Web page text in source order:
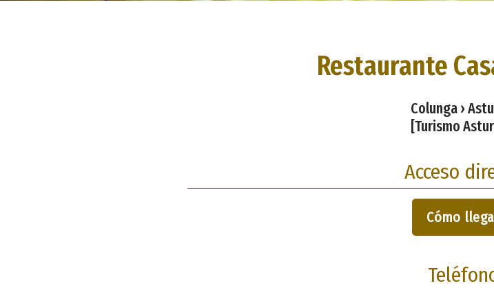
Restaurante
Colunga ›
[Turismo
Acceso
Cómo